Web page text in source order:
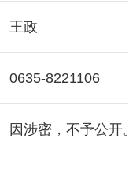
王政
0635-8221106
因涉密，不予公开。